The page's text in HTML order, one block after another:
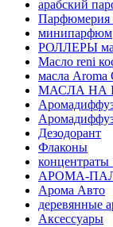
арабский
минипарфюм
РОЛЛЕРЫ
Масло reni
масла Aroma
МАСЛА НА
Дезодорант
Флаконы
концентраты
АРОМА-
Арома Авто
деревянные
Аксессуары